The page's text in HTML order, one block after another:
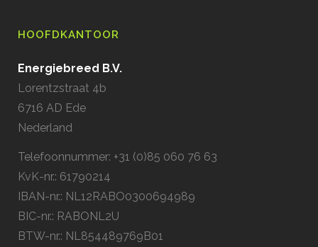
HOOFDKANTOOR
Energiebreed B.V.
Lorentzstraat 4b
6716 AD Ede
Nederland
Telefoonnummer: +31 (0)85 060 76 63
KvK-nr.: 61790214
IBAN-nr.: NL12RABO0300694989
BIC-nr.: RABONL2U
BTW-nr.: NL854489769B01